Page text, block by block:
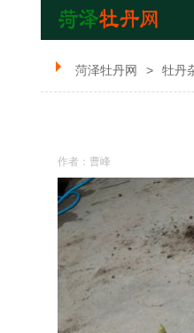
菏泽牡丹网 > 牡丹
作者：曹峰